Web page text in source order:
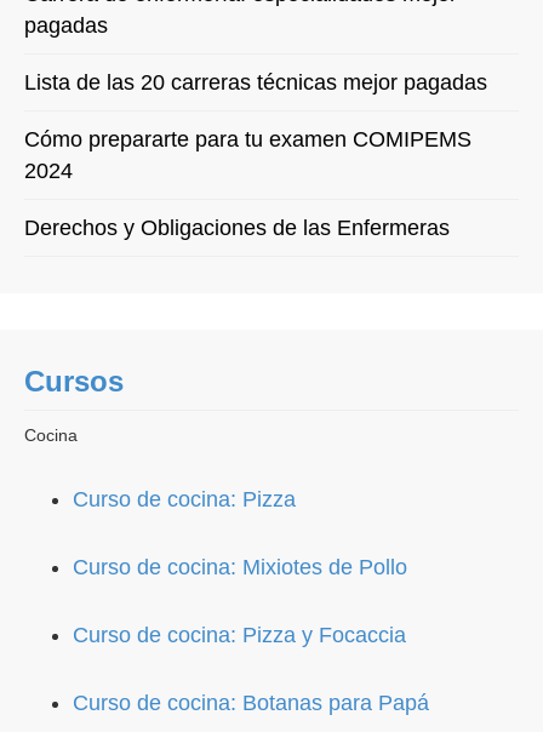
pagadas
Lista de las 20 carreras técnicas mejor pagadas
Cómo prepararte para tu examen COMIPEMS
2024
Derechos y Obligaciones de las Enfermeras
Cursos
Cocina
Curso de cocina: Pizza
Curso de cocina: Mixiotes de Pollo
Curso de cocina: Pizza y Focaccia
Curso de cocina: Botanas para Papá